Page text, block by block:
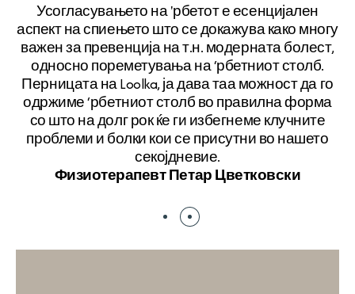
Усогласувањето на 'рбетот е есенцијален
аспект на спиењето што се докажува како многу
важен за превенција на т.н. модерната болест,
односно пореметувања на ‘рбетниот столб.
Перницата на Loolka, ја дава таа можност да го
одржиме ‘рбетниот столб во правилна форма
со што на долг рок ќе ги избегнеме клучните
проблеми и болки кои се присутни во нашето
секојдневие.
Физиотерапевт Петар Цветковски